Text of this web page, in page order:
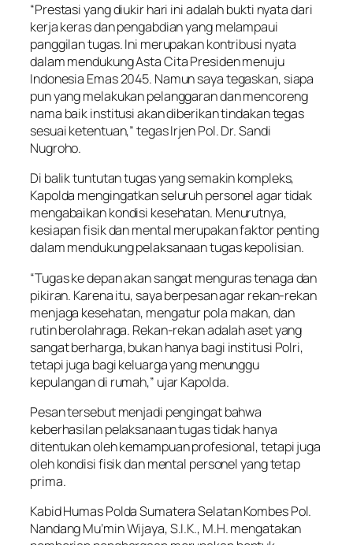
“Prestasi yang diukir hari ini adalah bukti nyata dari
kerja keras dan pengabdian yang melampaui
panggilan tugas. Ini merupakan kontribusi nyata
dalam mendukung Asta Cita Presiden menuju
Indonesia Emas 2045. Namun saya tegaskan, siapa
pun yang melakukan pelanggaran dan mencoreng
nama baik institusi akan diberikan tindakan tegas
sesuai ketentuan,” tegas Irjen Pol. Dr. Sandi
Nugroho.
Di balik tuntutan tugas yang semakin kompleks,
Kapolda mengingatkan seluruh personel agar tidak
mengabaikan kondisi kesehatan. Menurutnya,
kesiapan fisik dan mental merupakan faktor penting
dalam mendukung pelaksanaan tugas kepolisian.
“Tugas ke depan akan sangat menguras tenaga dan
pikiran. Karena itu, saya berpesan agar rekan-rekan
menjaga kesehatan, mengatur pola makan, dan
rutin berolahraga. Rekan-rekan adalah aset yang
sangat berharga, bukan hanya bagi institusi Polri,
tetapi juga bagi keluarga yang menunggu
kepulangan di rumah,” ujar Kapolda.
Pesan tersebut menjadi pengingat bahwa
keberhasilan pelaksanaan tugas tidak hanya
ditentukan oleh kemampuan profesional, tetapi juga
oleh kondisi fisik dan mental personel yang tetap
prima.
Kabid Humas Polda Sumatera Selatan Kombes Pol.
Nandang Mu’min Wijaya, S.I.K., M.H. mengatakan